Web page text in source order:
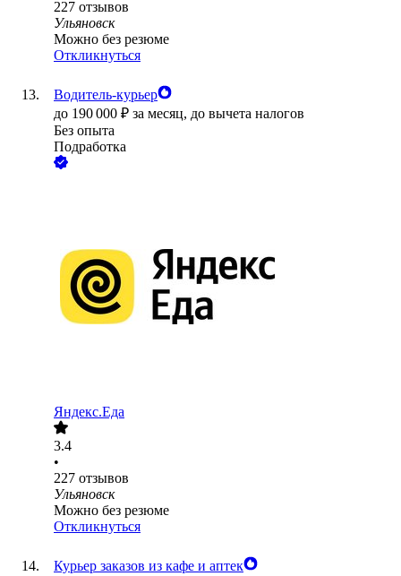
227 отзывов
Ульяновск
Можно без резюме
Откликнуться
Водитель-курьер
до 190 000 ₽ за месяц, до вычета налогов
Без опыта
Подработка
Яндекс.Еда
3.4
•
227 отзывов
Ульяновск
Можно без резюме
Откликнуться
Курьер заказов из кафе и аптек